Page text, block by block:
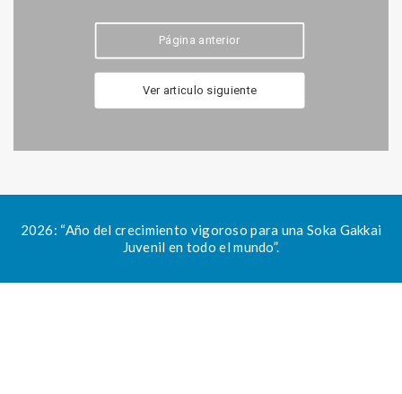
Página anterior
Ver articulo siguiente
2026: “Año del crecimiento vigoroso para una Soka Gakkai
Juvenil en todo el mundo”.